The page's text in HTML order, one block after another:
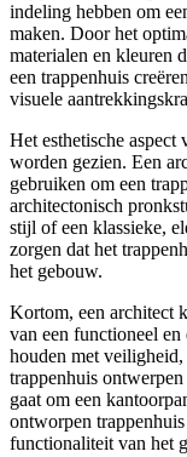
indeling hebben om
maken. Door het
materialen en kleuren
een trappenhuis
visuele
Het esthetische aspect
worden gezien. Een
gebruiken om een
architectonisch
stijl of een klassieke,
zorgen dat het
het gebouw.
Kortom, een architect
van een functioneel
houden met veiligheid,
trappenhuis
gaat om een
ontworpen
functionaliteit van het